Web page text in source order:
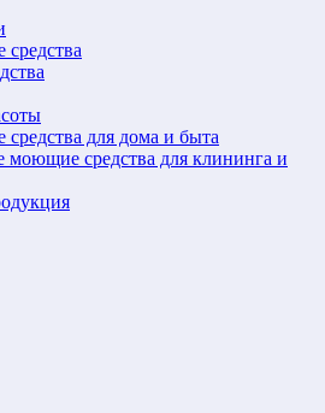
для дома и быта
моющие средства для клининга и